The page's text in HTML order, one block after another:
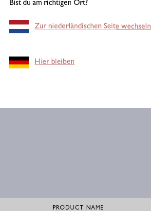
PRODUCT NAME
Bist du am richtigen Ort?
Zur niederländischen Seite wechseln
Hier bleiben